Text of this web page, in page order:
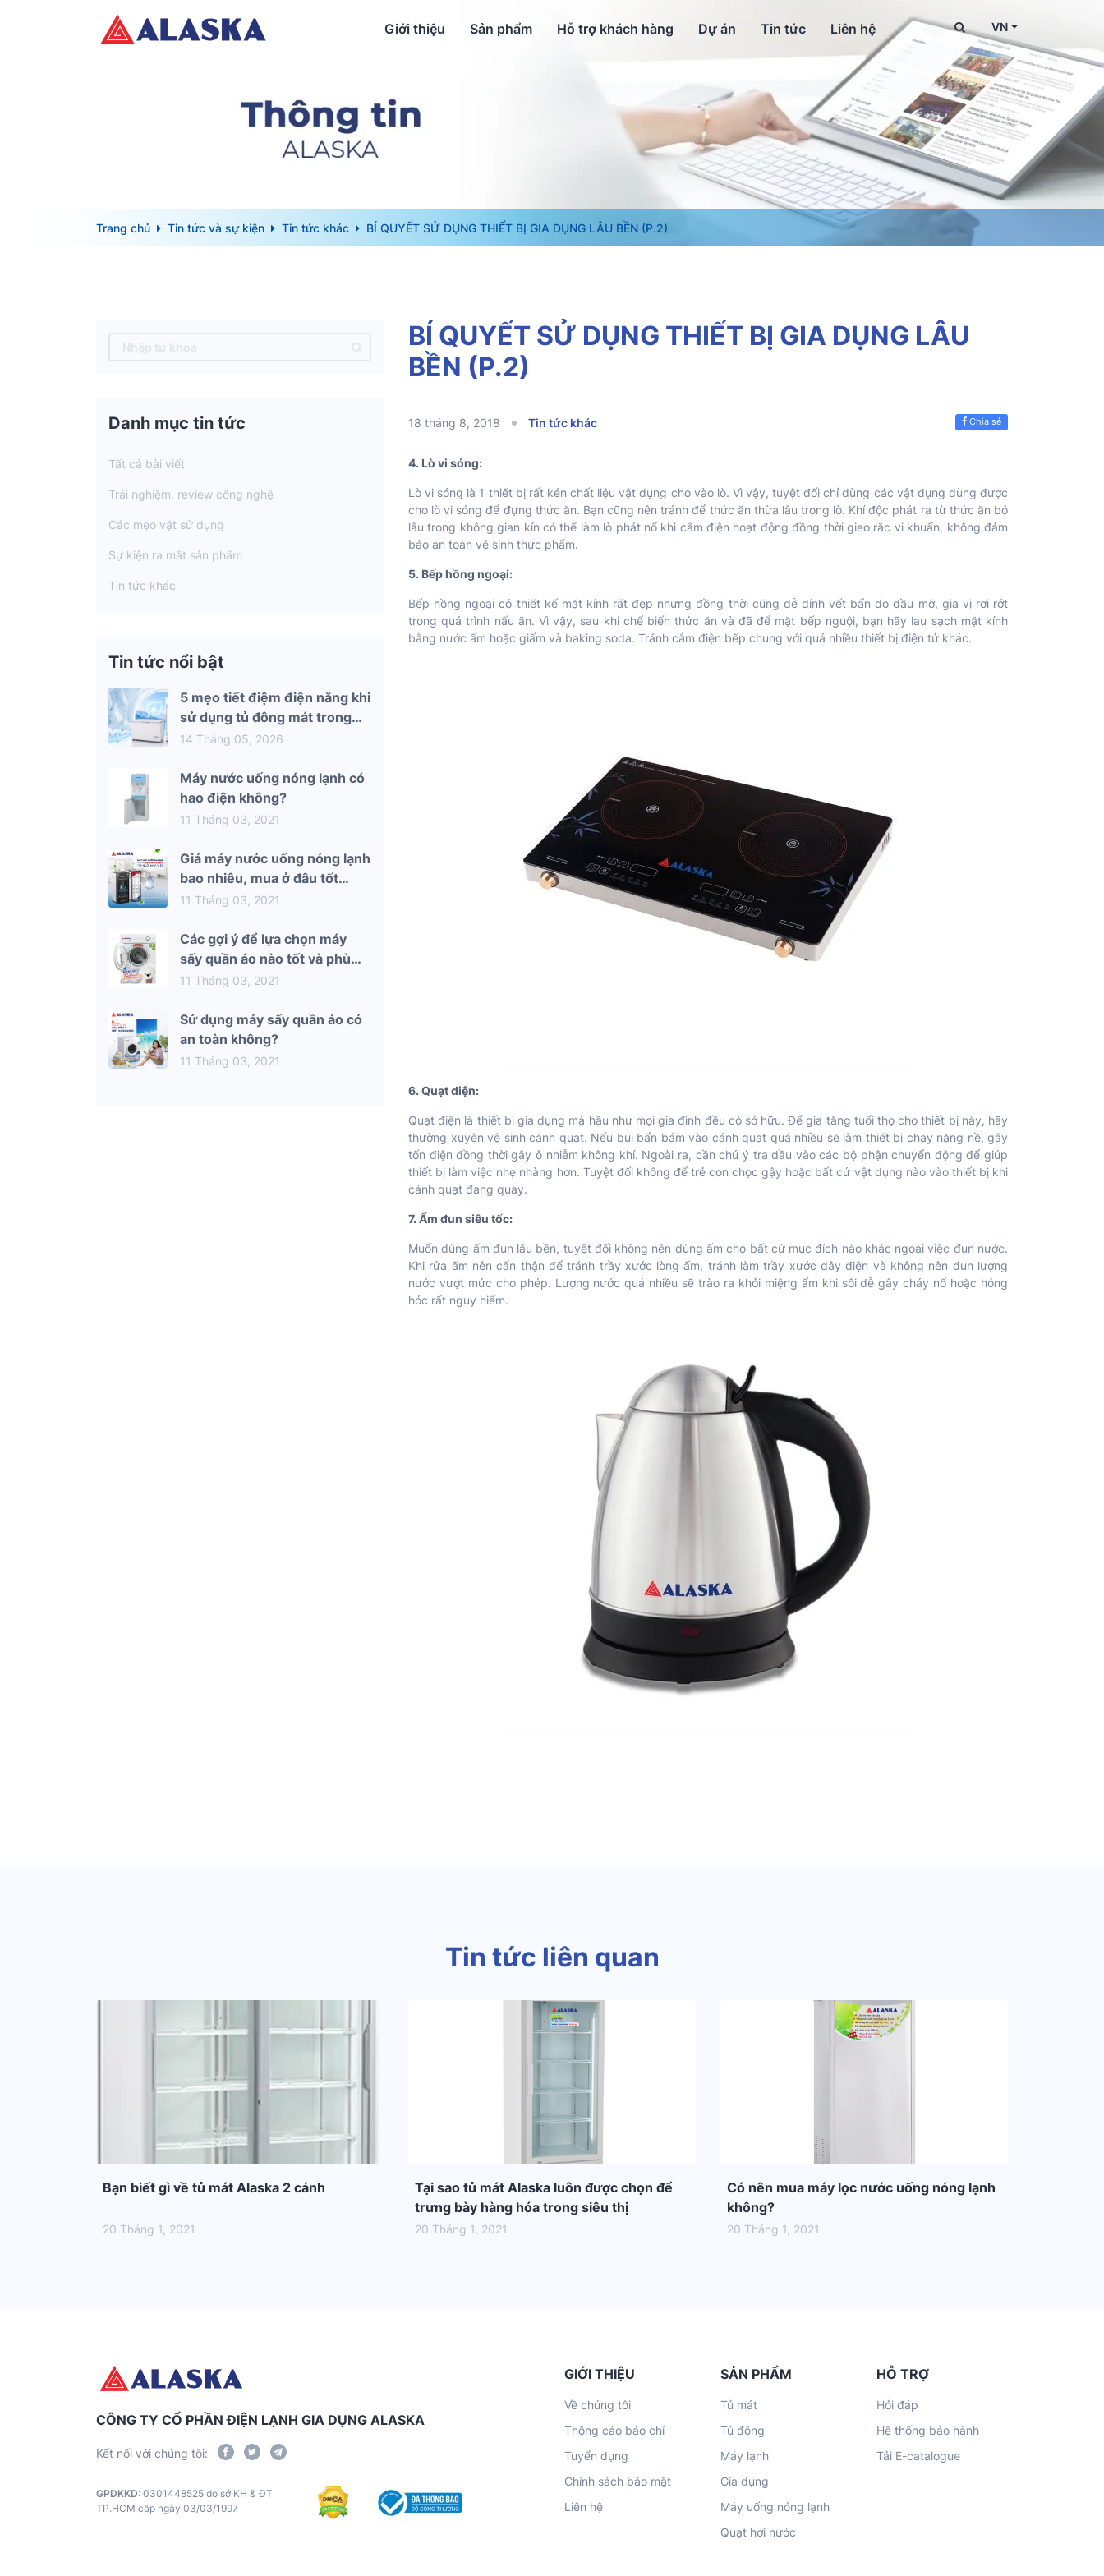
Giới thiệu Sản phẩm Hỗ trợ khách hàng Dự án Tin tức Liên hệ VN
Trang chủ Tin tức và sự kiện Tin tức khác BÍ QUYẾT SỬ DỤNG THIẾT BỊ GIA DỤNG LÂU BỀN (P.2)
Danh mục tin tức
Tất cả bài viết
Trải nghiệm, review công nghệ
Các mẹo vặt sử dụng
Sự kiện ra mắt sản phẩm
Tin tức khác
Tin tức nổi bật
5 mẹo tiết điệm điện năng khi
sử dụng tủ đông mát trong
mùa hè 2026
14 Tháng 05, 2026
Máy nước uống nóng lạnh có
hao điện không?
11 Tháng 03, 2021
Giá máy nước uống nóng lạnh
bao nhiêu, mua ở đâu tốt
nhất?
11 Tháng 03, 2021
Các gợi ý để lựa chọn máy
sấy quần áo nào tốt và phù
hợp nhất với gia đình bạn
11 Tháng 03, 2021
Sử dụng máy sấy quần áo có
an toàn không?
11 Tháng 03, 2021
BÍ QUYẾT SỬ DỤNG THIẾT BỊ GIA DỤNG LÂU
BỀN (P.2)
18 tháng 8, 2018 Tin tức khác Chia sẻ
4. Lò vi sóng:
Lò vi sóng là 1 thiết bị rất kén chất liệu vật dụng cho vào lò. Vì vậy, tuyệt đối chỉ dùng các vật dụng dùng được
cho lò vi sóng để đựng thức ăn. Bạn cũng nên tránh để thức ăn thừa lâu trong lò. Khí độc phát ra từ thức ăn bỏ
lâu trong không gian kín có thể làm lò phát nổ khi cắm điện hoạt động đồng thời gieo rắc vi khuẩn, không đảm
bảo an toàn vệ sinh thực phẩm.
5. Bếp hồng ngoại:
Bếp hồng ngoại có thiết kế mặt kính rất đẹp nhưng đồng thời cũng dễ dính vết bẩn do dầu mỡ, gia vị rơi rớt
trong quá trình nấu ăn. Vì vậy, sau khi chế biến thức ăn và đã để mặt bếp nguội, bạn hãy lau sạch mặt kính
bằng nước ấm hoặc giấm và baking soda. Tránh cắm điện bếp chung với quá nhiều thiết bị điện tử khác.
6. Quạt điện:
Quạt điện là thiết bị gia dụng mà hầu như mọi gia đình đều có sở hữu. Để gia tăng tuổi thọ cho thiết bị này, hãy
thường xuyên vệ sinh cánh quạt. Nếu bụi bẩn bám vào cánh quạt quá nhiều sẽ làm thiết bị chạy nặng nề, gây
tốn điện đồng thời gây ô nhiễm không khí. Ngoài ra, cần chú ý tra dầu vào các bộ phận chuyển động để giúp
thiết bị làm việc nhẹ nhàng hơn. Tuyệt đối không để trẻ con chọc gậy hoặc bất cứ vật dụng nào vào thiết bị khi
cánh quạt đang quay.
7. Ấm đun siêu tốc:
Muốn dùng ấm đun lâu bền, tuyệt đối không nên dùng ấm cho bất cứ mục đích nào khác ngoài việc đun nước.
Khi rửa ấm nên cẩn thận để tránh trầy xước lòng ấm, tránh làm trầy xước dây điện và không nên đun lượng
nước vượt mức cho phép. Lượng nước quá nhiều sẽ trào ra khỏi miệng ấm khi sôi dễ gây cháy nổ hoặc hỏng
hóc rất nguy hiểm.
Tin tức liên quan
Bạn biết gì về tủ mát Alaska 2 cánh
20 Tháng 1, 2021
Tại sao tủ mát Alaska luôn được chọn để
trưng bày hàng hóa trong siêu thị
20 Tháng 1, 2021
Có nên mua máy lọc nước uống nóng lạnh
không?
20 Tháng 1, 2021
CÔNG TY CỔ PHẦN ĐIỆN LẠNH GIA DỤNG ALASKA
Kết nối với chúng tôi:
GPDKKD: 0301448525 do sở KH & ĐT
TP.HCM cấp ngày 03/03/1997
GIỚI THIỆU
Về chúng tôi
Thông cáo báo chí
Tuyển dụng
Chính sách bảo mật
Liên hệ
SẢN PHẨM
Tủ mát
Tủ đông
Máy lạnh
Gia dụng
Máy uống nóng lạnh
Quạt hơi nước
HỖ TRỢ
Hỏi đáp
Hệ thống bảo hành
Tải E-catalogue